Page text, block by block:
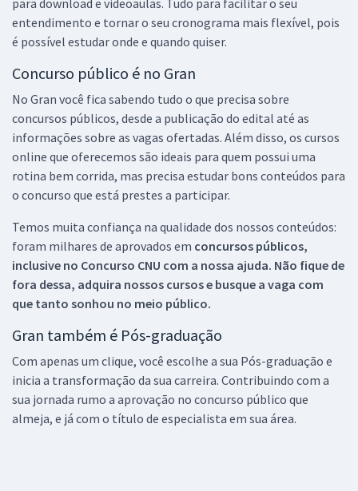
entendimento e tornar o seu cronograma mais flexível, pois
é possível estudar onde e quando quiser.
Concurso público é no Gran
No Gran você fica sabendo tudo o que precisa sobre
concursos públicos, desde a publicação do edital até as
informações sobre as vagas ofertadas. Além disso, os cursos
online que oferecemos são ideais para quem possui uma
rotina bem corrida, mas precisa estudar bons conteúdos para
o concurso que está prestes a participar.
Temos muita confiança na qualidade dos nossos conteúdos:
foram milhares de aprovados em concursos públicos,
inclusive no Concurso CNU com a nossa ajuda. Não fique de
fora dessa, adquira nossos cursos e busque a vaga com
que tanto sonhou no meio público.
Gran também é Pós-graduação
Com apenas um clique, você escolhe a sua Pós-graduação e
inicia a transformação da sua carreira. Contribuindo com a
sua jornada rumo a aprovação no concurso público que
almeja, e já com o título de especialista em sua área.